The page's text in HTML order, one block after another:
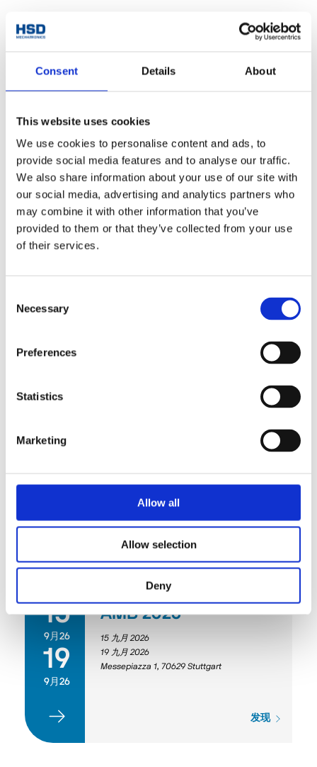
Consent Details About
This website uses cookies
We use cookies to personalise content and ads, to
provide social media features and to analyse our traffic.
We also share information about your use of our site with
our social media, advertising and analytics partners who
may combine it with other information that you’ve
provided to them or that they’ve collected from your use
of their services.
Selection
Necessary
Preferences
Statistics
Marketing
Allow all
Allow selection
Deny
HSD和Biesse与DAgroup携
手共进
15
9月26
19
9月26
AMB 2026
15 九月 2026
19 九月 2026
Messepiazza 1, 70629 Stuttgart
发现